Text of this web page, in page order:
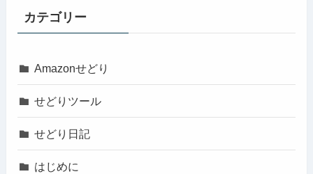
カテゴリー
Amazonせどり
せどりツール
せどり日記
はじめに